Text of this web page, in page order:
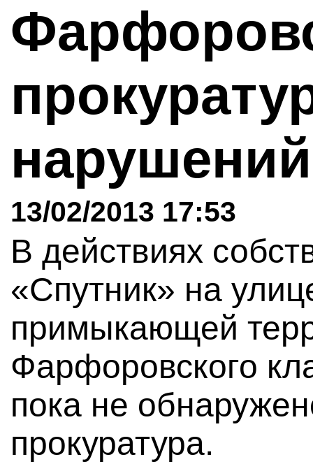
13/02/2013 17:53
В действиях
«Спутник» на
примыкающей
Фарфоровского
пока не
прокуратура.